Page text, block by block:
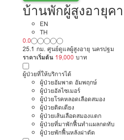
บ้านพักผู้สูงอายุค
ล เซนเตอร์ สามพ
EN
TH
0.0
25.1 กม. ศูนย์ดูแลผู้สูงอายุ นครปฐม
ราคาเริ่มต้น 19,000 บาท
ผู้ป่วยที่ให้บริการได้
ผู้ป่วยอัมพาต อัมพฤกษ์
ผู้ป่วยอัลไซเมอร์
ผู้ป่วยโรคหลอดเลือดสมอง
ผู้ป่วยติดเตียง
ผู้ป่วยเส้นเลือดสมองแตก
ผู้ป่วยที่มาพักฟื้นทำแผลกดทับ
ผู้ป่วยพักฟื้นหลังผ่าตัด